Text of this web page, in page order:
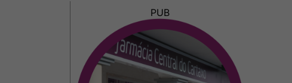
PUB